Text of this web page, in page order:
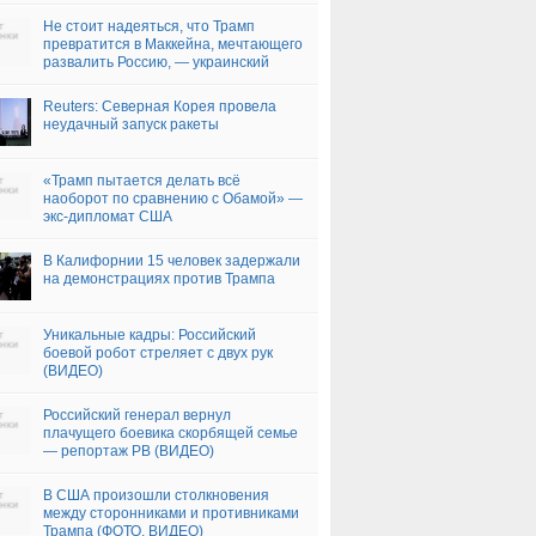
Не стоит надеяться, что Трамп
превратится в Маккейна, мечтающего
развалить Россию, — украинский
Reuters: Северная Корея провела
неудачный запуск ракеты
«Трамп пытается делать всё
наоборот по сравнению с Обамой» —
экс-дипломат США
В Калифорнии 15 человек задержали
на демонстрациях против Трампа
Уникальные кадры: Российский
боевой робот стреляет с двух рук
(ВИДЕО)
Российский генерал вернул
плачущего боевика скорбящей семье
— репортаж РВ (ВИДЕО)
В США произошли столкновения
между сторонниками и противниками
Трампа (ФОТО, ВИДЕО)